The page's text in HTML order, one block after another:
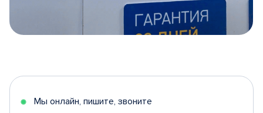
5
Мы онлайн, пишите, звоните